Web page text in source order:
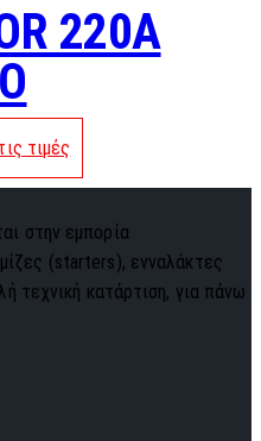
220A
τιμές
στην εμπορία
(starters), ενναλάκτες
τεχνική κατάρτιση, για πάνω